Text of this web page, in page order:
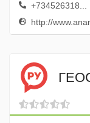
+734526318...
http://